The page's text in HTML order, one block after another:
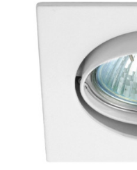
интерьера
Светильники
Светодиодная
подсветка